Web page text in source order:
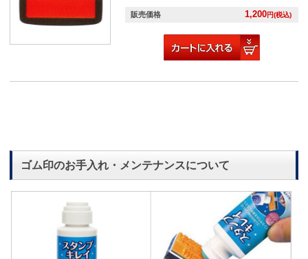
販売価格 1,200円(税込)
ゴム印のお手入れ・メンテナンスについて